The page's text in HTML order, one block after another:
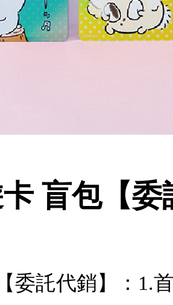
盲包【委
委託代銷】：1.